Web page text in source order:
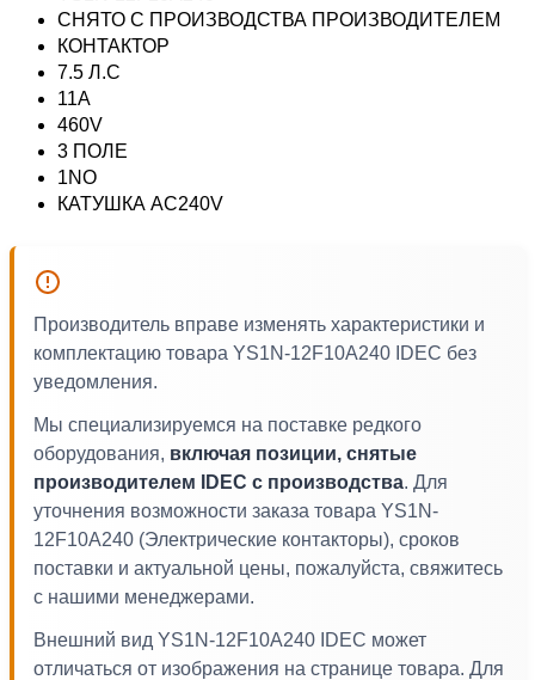
СНЯТО С ПРОИЗВОДСТВА ПРОИЗВОДИТЕЛЕМ
КОНТАКТОР
7.5 Л.С
11A
460V
3 ПОЛЕ
1NO
КАТУШКА AC240V
Производитель вправе изменять характеристики и
комплектацию товара YS1N-12F10A240 IDEC без
уведомления.
Мы специализируемся на поставке редкого
оборудования, включая позиции, снятые
производителем IDEC с производства. Для
уточнения возможности заказа товара YS1N-
12F10A240 (Электрические контакторы), сроков
поставки и актуальной цены, пожалуйста, свяжитесь
с нашими менеджерами.
Внешний вид YS1N-12F10A240 IDEC может
отличаться от изображения на странице товара. Для